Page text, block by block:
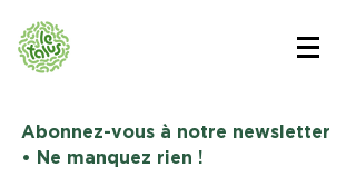
Abonnez-vous à notre newsletter
• Ne manquez rien !